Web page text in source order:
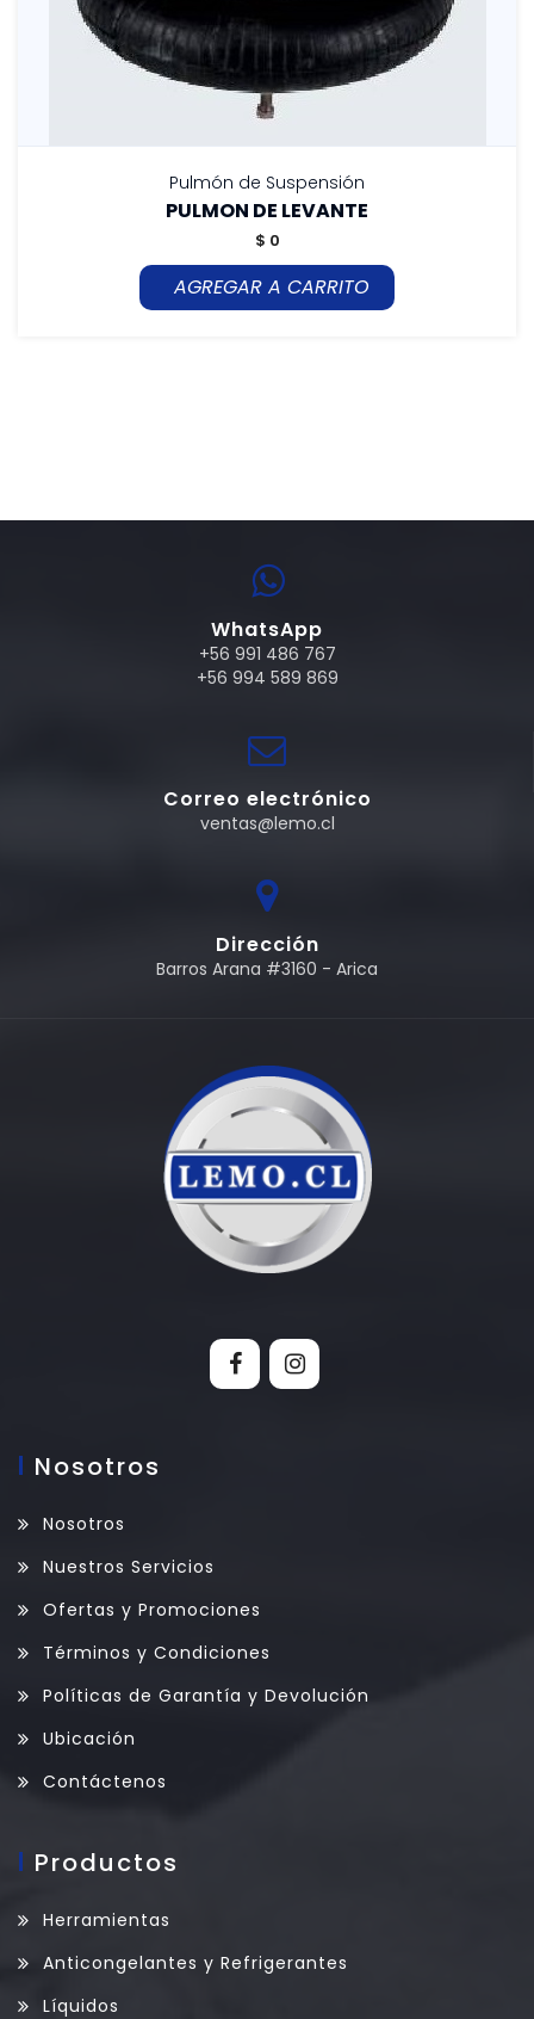
Pulmón de Suspensión
PULMON DE LEVANTE
$ 0
AGREGAR A CARRITO
WhatsApp
+56 991 486 767
+56 994 589 869
Correo electrónico
ventas@lemo.cl
Dirección
Barros Arana #3160 - Arica
Nosotros
Nosotros
Nuestros Servicios
Ofertas y Promociones
Términos y Condiciones
Políticas de Garantía y Devolución
Ubicación
Contáctenos
Productos
Herramientas
Anticongelantes y Refrigerantes
Líquidos